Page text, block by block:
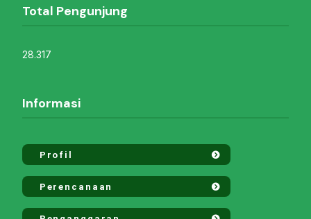
Total Pengunjung
28.317
Informasi
Profil
Perencanaan